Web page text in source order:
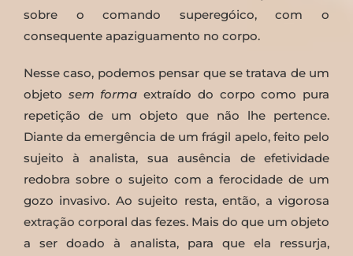
sobre o comando superegóico, com o
consequente apaziguamento no corpo.
Nesse caso, podemos pensar que se tratava de um
objeto sem forma extraído do corpo como pura
repetição de um objeto que não lhe pertence.
Diante da emergência de um frágil apelo, feito pelo
sujeito à analista, sua ausência de efetividade
redobra sobre o sujeito com a ferocidade de um
gozo invasivo. Ao sujeito resta, então, a vigorosa
extração corporal das fezes. Mais do que um objeto
a ser doado à analista, para que ela ressurja,